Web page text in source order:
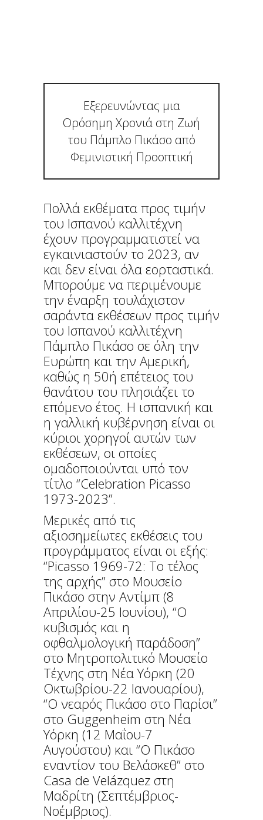
Εξερευνώντας μια
Ορόσημη Χρονιά στη Ζωή
του Πάμπλο Πικάσο από
Φεμινιστική Προοπτική
Πολλά εκθέματα προς τιμήν
του Ισπανού καλλιτέχνη
έχουν προγραμματιστεί να
εγκαινιαστούν το 2023, αν
και δεν είναι όλα εορταστικά.
Μπορούμε να περιμένουμε
την έναρξη τουλάχιστον
σαράντα εκθέσεων προς τιμήν
του Ισπανού καλλιτέχνη
Πάμπλο Πικάσο σε όλη την
Ευρώπη και την Αμερική,
καθώς η 50ή επέτειος του
θανάτου του πλησιάζει το
επόμενο έτος. Η ισπανική και
η γαλλική κυβέρνηση είναι οι
κύριοι χορηγοί αυτών των
εκθέσεων, οι οποίες
ομαδοποιούνται υπό τον
τίτλο “Celebration Picasso
1973-2023”.
Μερικές από τις
αξιοσημείωτες εκθέσεις του
προγράμματος είναι οι εξής:
“Picasso 1969-72: Το τέλος
της αρχής” στο Μουσείο
Πικάσο στην Αντίμπ (8
Απριλίου-25 Ιουνίου), “Ο
κυβισμός και η
οφθαλμολογική παράδοση”
στο Μητροπολιτικό Μουσείο
Τέχνης στη Νέα Υόρκη (20
Οκτωβρίου-22 Ιανουαρίου),
“Ο νεαρός Πικάσο στο Παρίσι”
στο Guggenheim στη Νέα
Υόρκη (12 Μαΐου-7
Αυγούστου) και “Ο Πικάσο
εναντίον του Βελάσκεθ” στο
Casa de Velázquez στη
Μαδρίτη (Σεπτέμβριος-
Νοέμβριος).